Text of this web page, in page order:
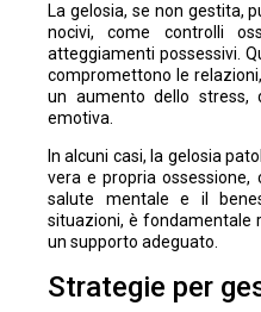
La gelosia, se non gestita,
nocivi, come controlli
atteggiamenti possessivi.
compromettono le
un aumento dello stress,
emotiva.
In alcuni casi, la gelosia
vera e propria ossessione,
salute mentale e il
situazioni, è fondamentale
un supporto adeguato.
Strategie per